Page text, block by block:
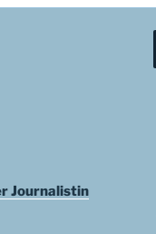
Journalistin